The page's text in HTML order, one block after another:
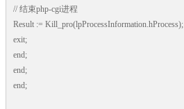
// 结束php-cgi进程
Result := Kill_pro(lpProcessInformation.hProcess);
exit;
end;
end;
end;